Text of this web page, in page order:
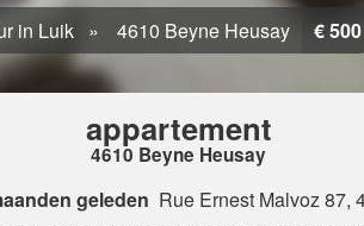
in Luik 4610 Beyne Heusay € 500
appartement
4610 Beyne Heusay
geleden Rue Ernest Malvoz 87,